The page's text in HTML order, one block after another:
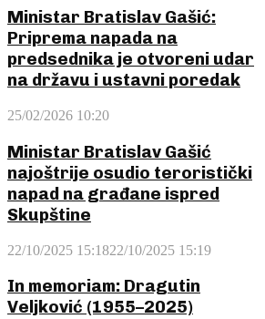
Ministar Bratislav Gašić:
Priprema napada na
predsednika je otvoreni udar
na državu i ustavni poredak
25/02/2026 10:20
Ministar Bratislav Gašić
najoštrije osudio teroristički
napad na građane ispred
Skupštine
22/10/2025 15:1822/10/2025 15:19
In memoriam: Dragutin
Veljković (1955–2025)